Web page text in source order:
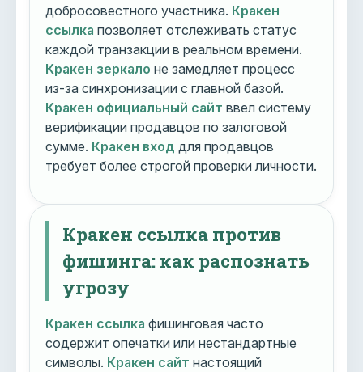
добросовестного участника. Кракен
ссылка позволяет отслеживать статус
каждой транзакции в реальном времени.
Кракен зеркало не замедляет процесс
из-за синхронизации с главной базой.
Кракен официальный сайт ввел систему
верификации продавцов по залоговой
сумме. Кракен вход для продавцов
требует более строгой проверки личности.
Кракен ссылка против
фишинга: как распознать
угрозу
Кракен ссылка фишинговая часто
содержит опечатки или нестандартные
символы. Кракен сайт настоящий